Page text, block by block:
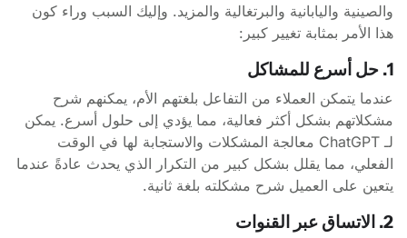
والصينية واليابانية والبرتغالية والمزيد. وإليك السبب وراء كون
هذا الأمر بمثابة تغيير كبير:
1. حل أسرع للمشاكل
عندما يتمكن العملاء من التفاعل بلغتهم الأم، يمكنهم شرح
مشكلاتهم بشكل أكثر فعالية، مما يؤدي إلى حلول أسرع. يمكن
لـ ChatGPT معالجة المشكلات والاستجابة لها في الوقت
الفعلي، مما يقلل بشكل كبير من التكرار الذي يحدث عادةً عندما
يتعين على العميل شرح مشكلته بلغة ثانية.
2. الاتساق عبر القنوات